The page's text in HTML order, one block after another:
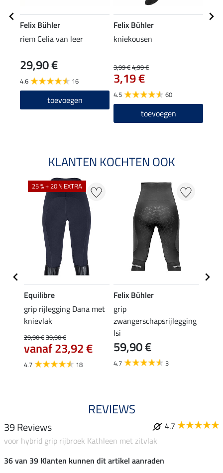
Felix Bühler
riem Celia van leer
29,90 €
4.6 16
toevoegen
Felix Bühler
kniekousen
3,99 €4,99 €
3,19 €
4.5 60
toevoegen
KLANTEN KOCHTEN OOK
25 % + 20 % EXTRA
Equilibre
grip rijlegging Dana met
knievlak
29,90 €39,90 €
vanaf 23,92 €
4.7 18
Felix Bühler
grip
zwangerschapsrijlegging
Isi
59,90 €
4.7 3
REVIEWS
39 Reviews
4.7
voor hybrid grip rijbroek Kathleen met zitvlak
36 van 39 Klanten kunnen dit artikel aanraden